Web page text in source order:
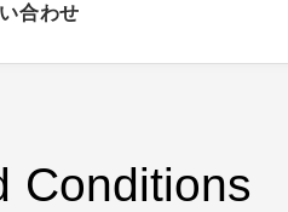
合わせ
Conditions